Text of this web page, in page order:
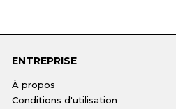
ENTREPRISE
À propos
Conditions d'utilisation